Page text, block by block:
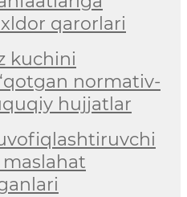
qarorlari
kuchini
normativ-
hujjatlar
maslahat